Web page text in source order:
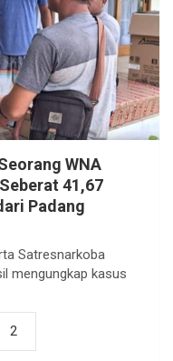
WNA
41,67
Padang
Satresnarkoba
mengungkap kasus
2